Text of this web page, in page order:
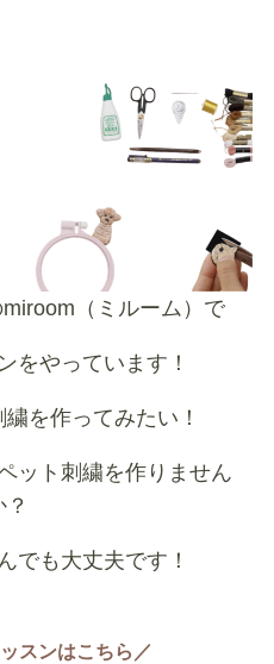
（ミルーム）で
をやっています！
を作ってみたい！
ット刺繍を作りません
？
でも大丈夫です！
スンはこちら／